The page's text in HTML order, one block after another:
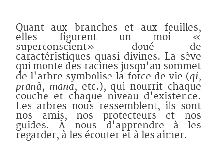
Quant aux branches et aux feuilles,
elles figurent un moi «
superconscient» doué de
caractéristiques quasi divines. La sève
qui monte des racines jusqu'au sommet
de l'arbre symbolise la force de vie (qi,
pranã, mana, etc.), qui nourrit chaque
couche et chaque niveau d'existence.
Les arbres nous ressemblent, ils sont
nos amis, nos protecteurs et nos
guides. À nous d'apprendre à les
regarder, à les écouter et à les aimer.